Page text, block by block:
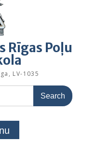
Rīgas Poļu
LV-1035